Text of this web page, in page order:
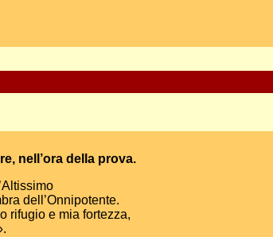
nell’ora della prova.
dell’Onnipotente.
rifugio e mia fortezza,